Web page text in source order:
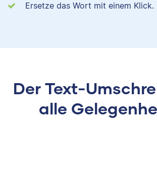
Ersetze das Wort mit einem Klick.
Der Text-
alle